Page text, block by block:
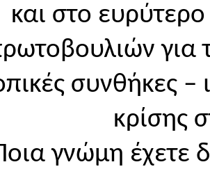
και στο
για
συνθήκες –
κρίσης
γνώμη έχετε